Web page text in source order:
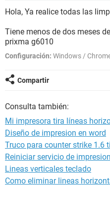
Hola, Ya realice todas las
Tiene menos de dos meses
prixma g6010
Configuración: Windows /
Compartir
Consulta también:
Mi impresora tira líneas
Diseño de impresion en word
Truco para counter strike 1.6
Reiniciar servicio de impresion
Lineas verticales teclado
Como eliminar lineas